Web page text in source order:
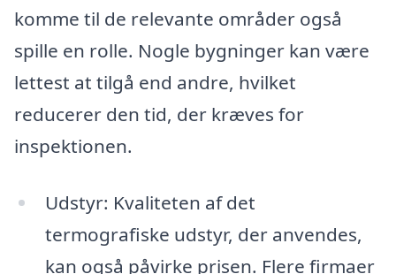
komme til de relevante områder også
spille en rolle. Nogle bygninger kan være
lettest at tilgå end andre, hvilket
reducerer den tid, der kræves for
inspektionen.
Udstyr: Kvaliteten af det
termografiske udstyr, der anvendes,
kan også påvirke prisen. Flere firmaer